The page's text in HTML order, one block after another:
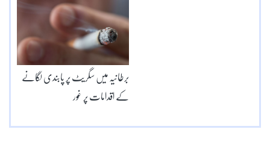
برطانیہ میں سگریٹ پر پابندی لگانے
کے اقدامات پر غور